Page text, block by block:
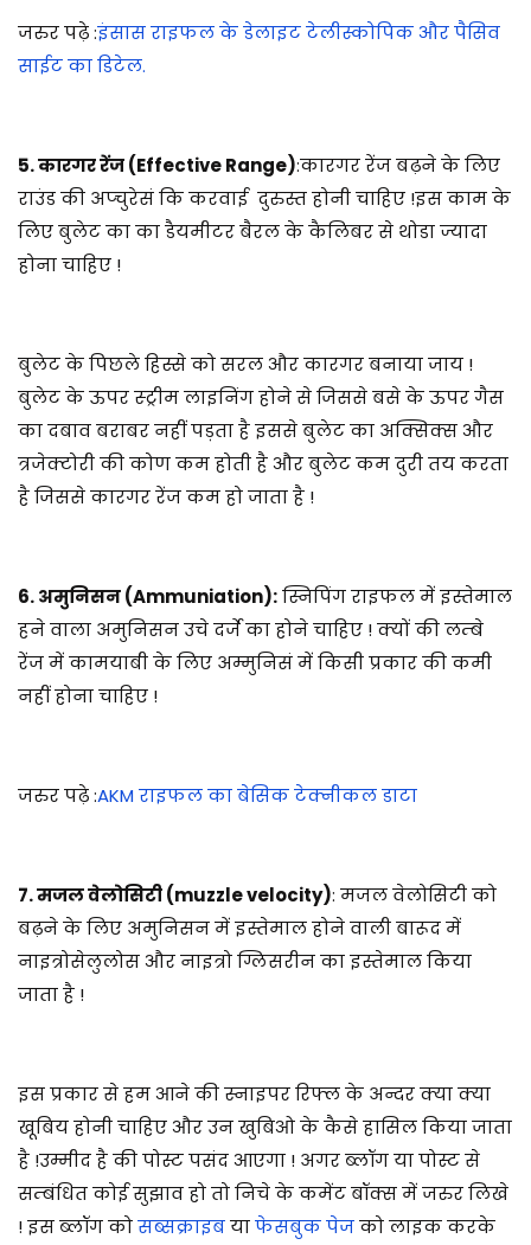
जरुर पढ़े :इंसास राइफल के डेलाइट टेलीस्कोपिक और पैसिव
साईट का डिटेल.
5. कारगर रेंज (Effective Range):कारगर रेंज बढ़ने के लिए
राउंड की अप्चुरेसं कि करवाई दुरुस्त होनी चाहिए !इस काम के
लिए बुलेट का का डैयमीटर बैरल के कैलिबर से थोडा ज्यादा
होना चाहिए !
बुलेट के पिछले हिस्से को सरल और कारगर बनाया जाय !
बुलेट के ऊपर स्ट्रीम लाइनिंग होने से जिससे बसे के ऊपर गैस
का दबाव बराबर नहीं पड़ता है इससे बुलेट का अक्सिक्स और
त्रजेक्टोरी की कोण कम होती है और बुलेट कम दुरी तय करता
है जिससे कारगर रेंज कम हो जाता है !
6. अमुनिसन (Ammuniation):स्निपिंग राइफल में इस्तेमाल
हने वाला अमुनिसन उचे दर्जे का होने चाहिए ! क्यों की लम्बे
रेंज में कामयाबी के लिए अम्मुनिसं में किसी प्रकार की कमी
नहीं होना चाहिए !
जरुर पढ़े :AKM राइफल का बेसिक टेक्नीकल डाटा
7. मजल वेलोसिटी (muzzle velocity): मजल वेलोसिटी को
बढ़ने के लिए अमुनिसन में इस्तेमाल होने वाली बारूद में
नाइत्रोसेलुलोस और नाइत्रो ग्लिसरीन का इस्तेमाल किया
जाता है !
इस प्रकार से हम आने की स्नाइपर रिफ्ल के अन्दर क्या क्या
खूबिय होनी चाहिए और उन खुबिओ के कैसे हासिल किया जाता
है !उम्मीद है की पोस्ट पसंद आएगा ! अगर ब्लॉग या पोस्ट से
सम्बंधित कोई सुझाव हो तो निचे के कमेंट बॉक्स में जरुर लिखे
! इस ब्लॉग कोसब्सक्राइबयाफेसबुक पेजको लाइक करके